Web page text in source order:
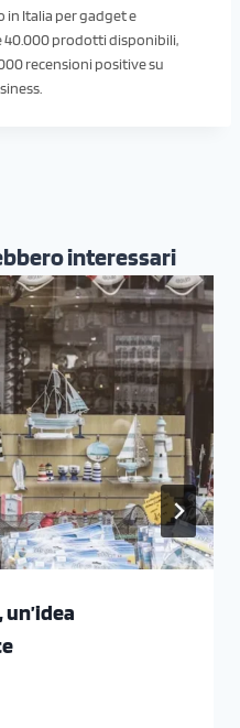
in Italia per gadget e
40.000 prodotti disponibili,
recensioni positive su
interessari